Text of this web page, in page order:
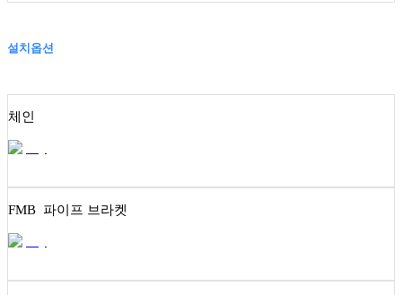
설치옵션
체인
FMB 파이프 브라켓